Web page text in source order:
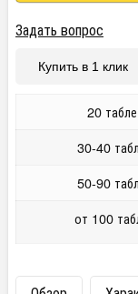
Задать вопрос
Купить в 1 клик
20
30-40
50-90
от 100